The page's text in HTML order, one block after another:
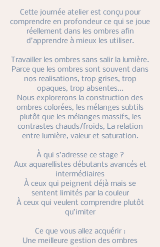
Cette journée atelier est conçu pour
comprendre en profondeur ce qui se joue
réellement dans les ombres afin
d’apprendre à mieux les utiliser.
Travailler les ombres sans salir la lumière.
Parce que les ombres sont souvent dans
nos realisations, trop grises, trop
opaques, trop absentes...
Nous explorerons la construction des
ombres colorées, les mélanges subtils
plutôt que les mélanges massifs, les
contrastes chauds/froids, La relation
entre lumière, valeur et saturation.
À qui s’adresse ce stage ?
Aux aquarellistes débutants avancés et
intermédiaires
À ceux qui peignent déjà mais se
sentent limités par la couleur
À ceux qui veulent comprendre plutôt
qu’imiter
Ce que vous allez acquérir :
Une meilleure gestion des ombres